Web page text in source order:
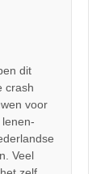
dit
crash
voor
lenen-
Veel